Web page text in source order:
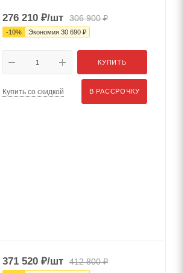
276 210 ₽/шт 306 900₽
-10% Экономия 30 690 ₽
КУПИТЬ
Купить со скидкой В РАССРОЧКУ
371 520 ₽/шт 412 800₽